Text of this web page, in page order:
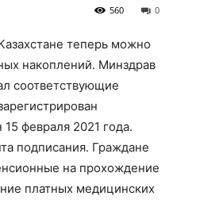
0
560
теперь можно
накоплений. Минздрав
соответствующие
февраля 2021 года.
подписания. Граждане
на прохождение
платных медицинских